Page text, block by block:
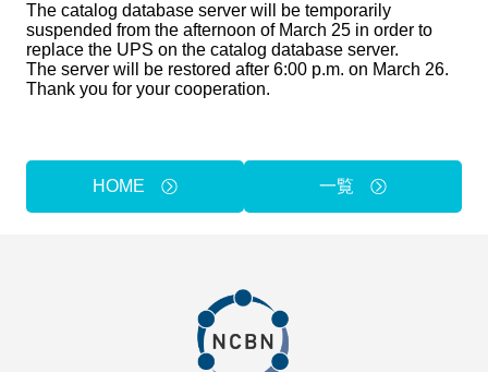
Q&A Access
関連サイト Contact Us
ENGLISH
The catalog database server will be temporarily
suspended from the afternoon of March 25 in order to
replace the UPS on the catalog database server.
The server will be restored after 6:00 p.m. on March 26.
Thank you for your cooperation.
HOME 一覧